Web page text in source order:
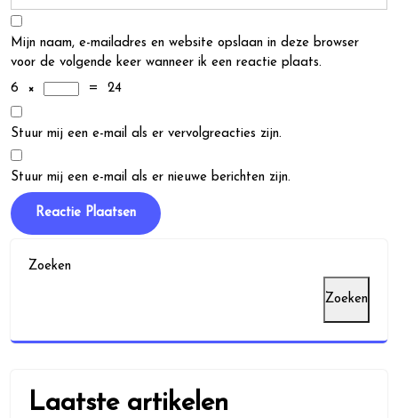
Mijn naam, e-mailadres en website opslaan in deze browser
voor de volgende keer wanneer ik een reactie plaats.
6
× = 24
Stuur mij een e-mail als er vervolgreacties zijn.
Stuur mij een e-mail als er nieuwe berichten zijn.
Zoeken
Zoeken
Laatste artikelen